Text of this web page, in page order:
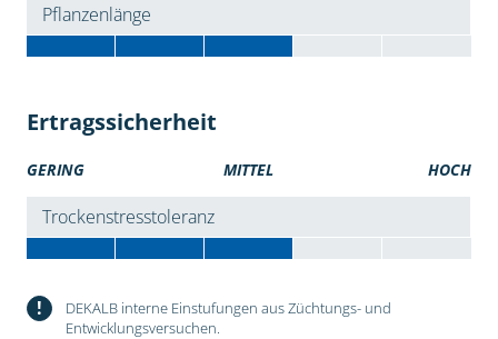
Pflanzenlänge
Ertragssicherheit
GERING MITTEL HOCH
Trockenstresstoleranz
!
DEKALB interne Einstufungen aus Züchtungs- und
Entwicklungsversuchen.